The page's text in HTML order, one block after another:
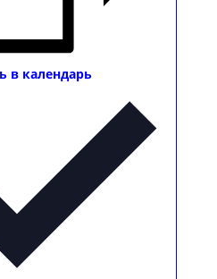
в календарь